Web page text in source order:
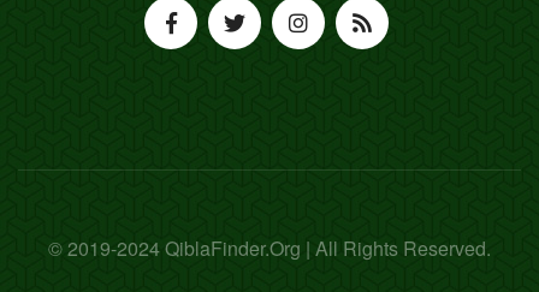
© 2019-2024 QiblaFinder.Org | All Rights Reserved.